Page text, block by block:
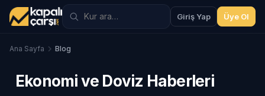
Giriş Yap Üye Ol
Ana Sayfa Blog
Ekonomi ve Doviz Haberleri